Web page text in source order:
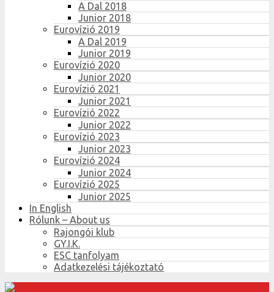
A Dal 2018
Junior 2018
Eurovízió 2019
A Dal 2019
Junior 2019
Eurovízió 2020
Junior 2020
Eurovízió 2021
Junior 2021
Eurovízió 2022
Junior 2022
Eurovízió 2023
Junior 2023
Eurovízió 2024
Junior 2024
Eurovízió 2025
Junior 2025
In English
Rólunk – About us
Rajongói klub
GY.I.K.
ESC tanfolyam
Adatkezelési tájékoztató